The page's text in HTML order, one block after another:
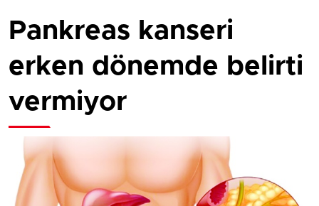
Pankreas kanseri
erken dönemde belirti
vermiyor